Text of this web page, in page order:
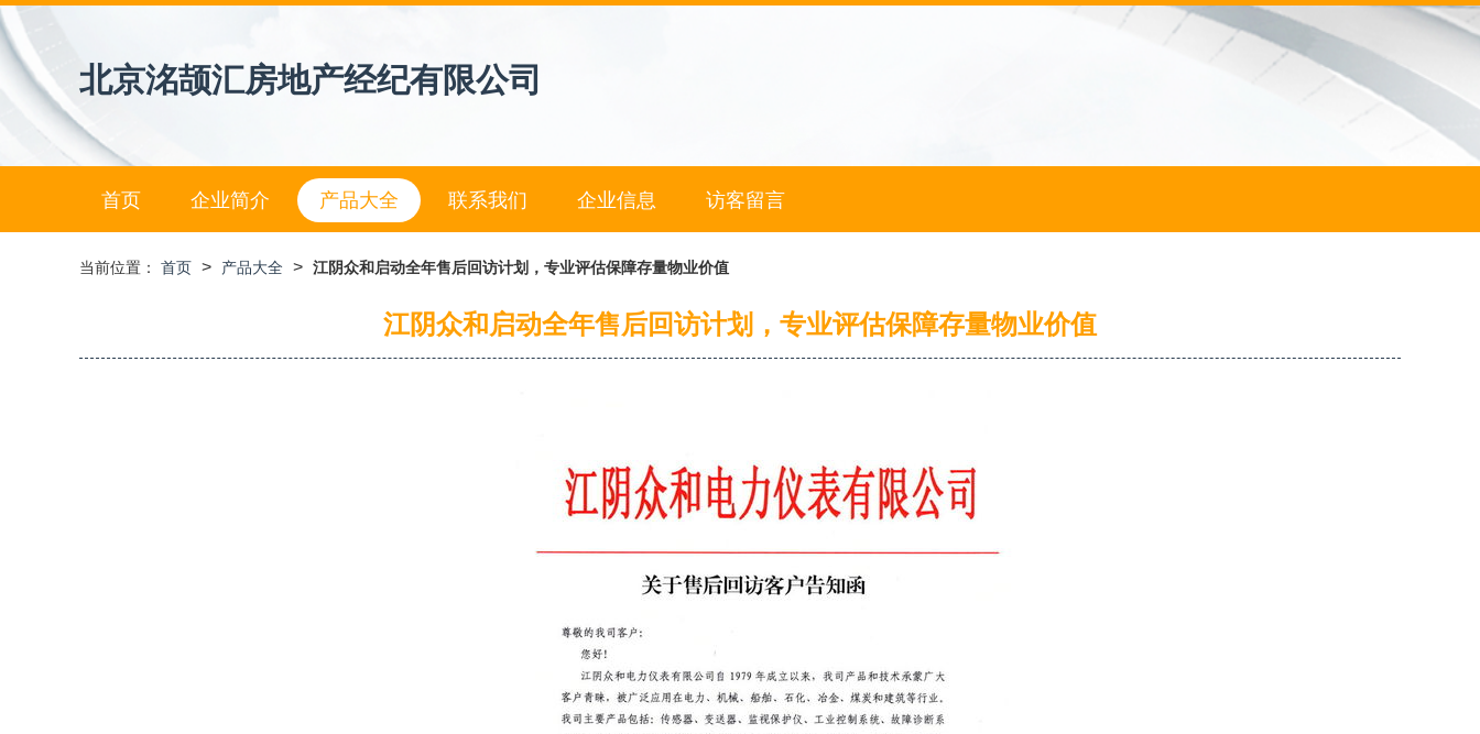
北京洺颉汇房地产经纪有限公司
首页 企业简介 产品大全 联系我们 企业信息 访客留言
当前位置： 首页 > 产品大全 > 江阴众和启动全年售后回访计划，专业评估保障存量物业价值
江阴众和启动全年售后回访计划，专业评估保障存量物业价值